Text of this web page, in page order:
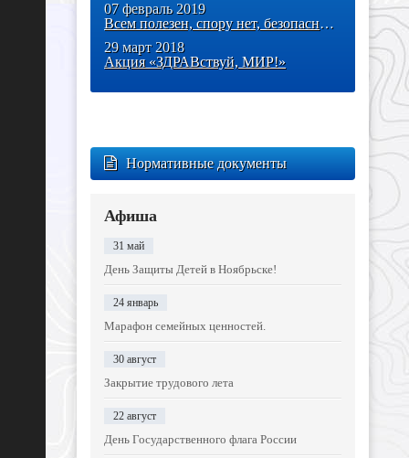
07 февраль 2019
Всем полезен, спору нет, безопасный Интернет
29 март 2018
Акция «ЗДРАВствуй, МИР!»
Нормативные документы
Афиша
31 май
День Защиты Детей в Ноябрьске!
24 январь
Марафон семейных ценностей.
30 август
Закрытие трудового лета
22 август
День Государственного флага России